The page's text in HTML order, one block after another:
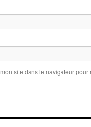
site dans le navigateur